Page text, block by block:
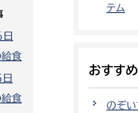
都市政
開発審
食
食
テム
おすす
のぞい